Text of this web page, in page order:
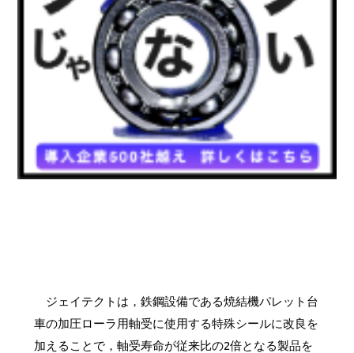
ジェイテクトは，鉄鋼設備である焼結機パレット台
車の加圧ローラ用軸受に使用する特殊シールに改良を
加えることで，軸受寿命が従来比の2倍となる製品を